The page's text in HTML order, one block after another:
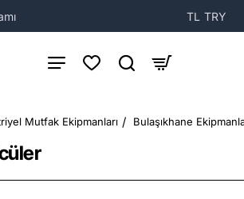
TL TRY
Mutfak Ekipmanları Bulaşıkhane